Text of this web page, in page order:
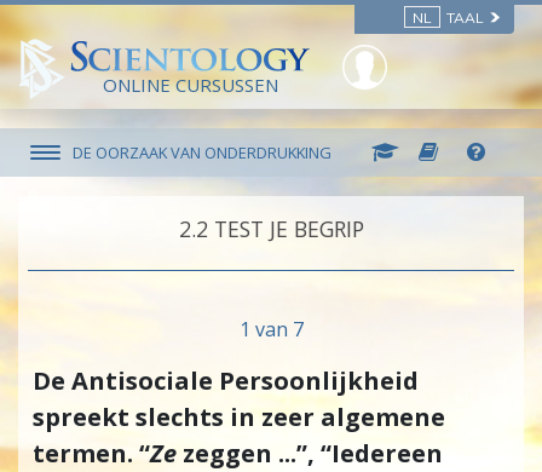
NL TAAL
ONLINE CURSUSSEN
DE OORZAAK VAN ONDERDRUKKING
2.‎2 TEST JE BEGRIP
1 van 7
De Antisociale Persoonlijkheid
spreekt slechts in zeer algemene
termen. “Ze zeggen ...”, “Iedereen